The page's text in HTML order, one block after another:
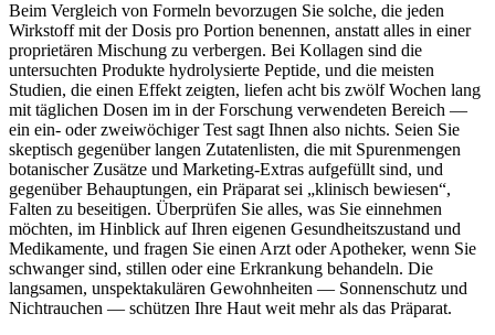
Beim Vergleich von Formeln bevorzugen Sie solche, die jeden
Wirkstoff mit der Dosis pro Portion benennen, anstatt alles in einer
proprietären Mischung zu verbergen. Bei Kollagen sind die
untersuchten Produkte hydrolysierte Peptide, und die meisten
Studien, die einen Effekt zeigten, liefen acht bis zwölf Wochen lang
mit täglichen Dosen im in der Forschung verwendeten Bereich —
ein ein- oder zweiwöchiger Test sagt Ihnen also nichts. Seien Sie
skeptisch gegenüber langen Zutatenlisten, die mit Spurenmengen
botanischer Zusätze und Marketing-Extras aufgefüllt sind, und
gegenüber Behauptungen, ein Präparat sei „klinisch bewiesen“,
Falten zu beseitigen. Überprüfen Sie alles, was Sie einnehmen
möchten, im Hinblick auf Ihren eigenen Gesundheitszustand und
Medikamente, und fragen Sie einen Arzt oder Apotheker, wenn Sie
schwanger sind, stillen oder eine Erkrankung behandeln. Die
langsamen, unspektakulären Gewohnheiten — Sonnenschutz und
Nichtrauchen — schützen Ihre Haut weit mehr als das Präparat.